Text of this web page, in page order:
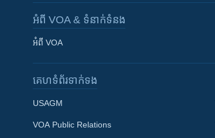
អំពី​ VOA & ទំនាក់ទំនង
អំពី​ VOA
គេហទំព័រ​​ទាក់ទង
USAGM
VOA Public Relations